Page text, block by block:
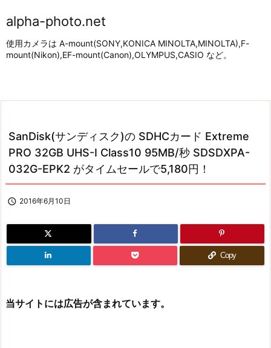
alpha-photo.net
使用カメラは A-mount(SONY,KONICA MINOLTA,MINOLTA),F-
mount(Nikon),EF-mount(Canon),OLYMPUS,CASIO など。
SanDisk(サンディスク)の SDHCカード Extreme
PRO 32GB UHS-I Class10 95MB/秒 SDSDXPA-
032G-EPK2 がタイムセールで5,180円！
 2016年6月10日
Copy
当サイトには広告が含まれています。